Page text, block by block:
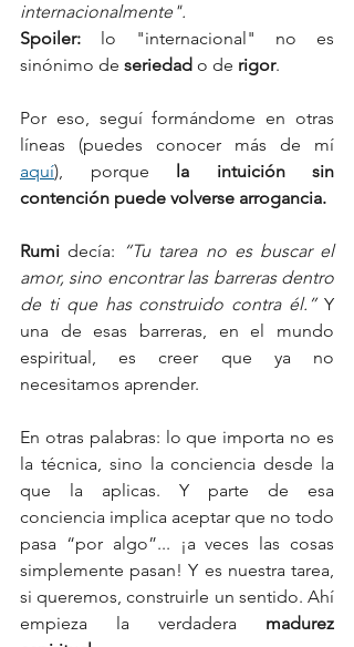
internacionalmente".
Spoiler: lo "internacional" no es
sinónimo de seriedad o de rigor.
Por eso, seguí formándome en otras
aquí), porque la intuición sin
contención puede volverse arrogancia.
Rumi decía:
“Tu tarea no es buscar el
amor, sino encontrar las barreras dentro
de ti que has construido contra él.” Y
una de esas barreras, en el mundo
espiritual, es creer que ya no
necesitamos aprender.
En otras palabras: lo que importa no es
la técnica, sino la conciencia desde la
que la aplicas. Y parte de esa
conciencia implica aceptar que no todo
pasa “por algo”... ¡a veces las cosas
simplemente pasan! Y es nuestra tarea,
si queremos, construirle un sentido. Ahí
empieza la verdadera madurez